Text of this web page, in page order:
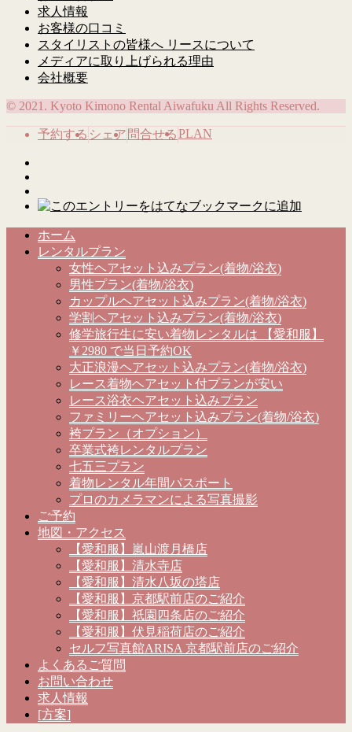
求人情報
お客様の口コミ
スタイリストの皆様へ リースについて
メディアに取り上げられる理由
会社概要
© 2021. Kyoto Kimono Rental Aiwafuku All Rights Reserved.
予約する シェア 問合せるPLAN
ホーム
レンタルプラン
女性ヘアセット込みプラン(着物/浴衣)
男性プラン(着物/浴衣)
カップルヘアセット込みプラン(着物/浴衣)
学割ヘアセット込みプラン(着物/浴衣)
修学旅行生に安い着物レンタルは 【愛和服】
￥2980 で当日予約OK
大正浪漫ヘアセット込みプラン(着物/浴衣)
レース着物ヘアセット付プランが安い
レース浴衣ヘアセット込みプラン
ファミリーヘアセット込みプラン(着物/浴衣)
袴プラン（オプション）
卒業式袴レンタルプラン
七五三プラン
着物レンタル年間パスポート
プロのカメラマンによる写真撮影
ご予約
地図・アクセス
【愛和服】嵐山渡月橋店
【愛和服】清水寺店
【愛和服】清水八坂の塔店
【愛和服】京都駅前店のご紹介
【愛和服】祇園四条店のご紹介
【愛和服】伏見稲荷店のご紹介
セルフ写真館ARISA 京都駅前店のご紹介
よくあるご質問
お問い合わせ
求人情報
[方案]